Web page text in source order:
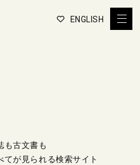
ENGLISH
も古文書も
てが見られる検索サイト